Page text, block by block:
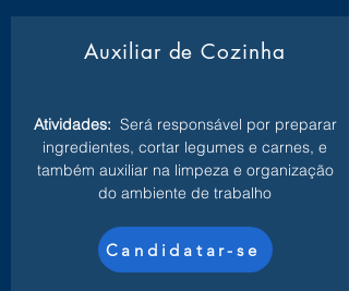
Auxiliar de Cozinha
Atividades: Será responsável por preparar
ingredientes, cortar legumes e carnes, e
também auxiliar na limpeza e organização
do ambiente de trabalho
Candidatar-se